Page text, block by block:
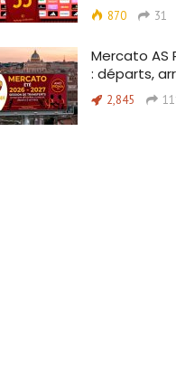
870 31
Mercato AS
: départs,
2,845